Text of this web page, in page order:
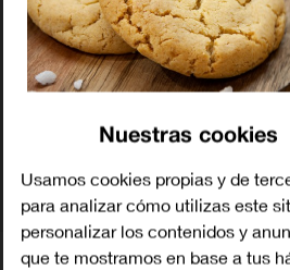
iPhone 8 - Silver - imagen 1
Nuestras cookies
Usamos cookies propias y de
para analizar cómo utilizas este
personalizar los contenidos y
que te mostramos en base a tus